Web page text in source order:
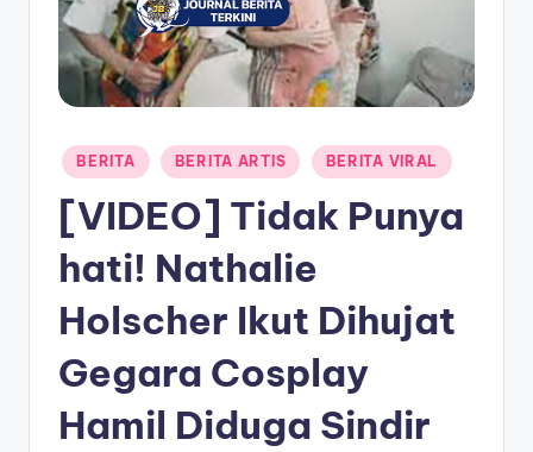
ri
Posted
in
BERITA BERITA ARTIS BERITA VIRAL
[VIDEO] Tidak Punya
hati! Nathalie
Holscher Ikut Dihujat
Gegara Cosplay
Hamil Diduga Sindir